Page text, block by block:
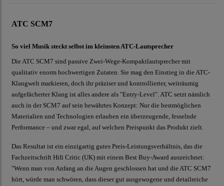
ATC SCM7
So viel Musik steckt selbst im kleinsten ATC-Lautsprecher
Die ATC SCM7 sind passive Zwei-Wege-Kompaktlautsprecher mit
qualitativ enorm hochwertigen Zutaten. Sie mag den Einstieg in die ATC-
Klangwelt markieren, doch ihr präziser und kontrollierter, weiträumig
aufgefächerter Klang ist alles andere als "Entry-Level". ATC setzt nämlich
auch in der SCM7 auf sein bewährtes Konzept: Nur die bestmöglichen
Materialien und Technologien erlauben ein überzeugende, fesselnde
Performance – und zwar egal, auf welchen Preispunkt das Produkt zielt.
Das Resultat ist ein einzigartig gutes Preis-Leistungsverhältnis, das die
Fachzeitschrift Hifi Critic (UK) mit einem Best Buy-Award auszeichnet:
"Wenn man von Anfang an die Augen geschlossen hat und die ATC SCM7
hört, würde man schwören, dass dieser gut ausgewogene und detailreiche